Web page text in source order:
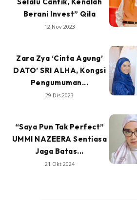
Berani Invest” Qila
12 Nov 2023
Zara Zya ‘Cinta Agung’
DATO’ SRI ALHA, Kongsi
Pengumuman...
29 Dis 2023
“Saya Pun Tak Perfect”
UMMI NAZEERA Sentiasa
Jaga Batas...
21 Okt 2024